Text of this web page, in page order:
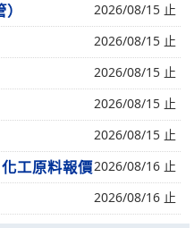
2026/08/15 止
2026/08/15 止
2026/08/15 止
2026/08/15 止
2026/08/15 止
工原料報價2026/08/16 止
2026/08/16 止